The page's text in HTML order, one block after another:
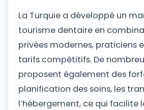
La Turquie a développé un
tourisme dentaire en
privées modernes, praticiens
tarifs compétitifs. De
proposent également des
planification des soins, les
l’hébergement, ce qui facilite